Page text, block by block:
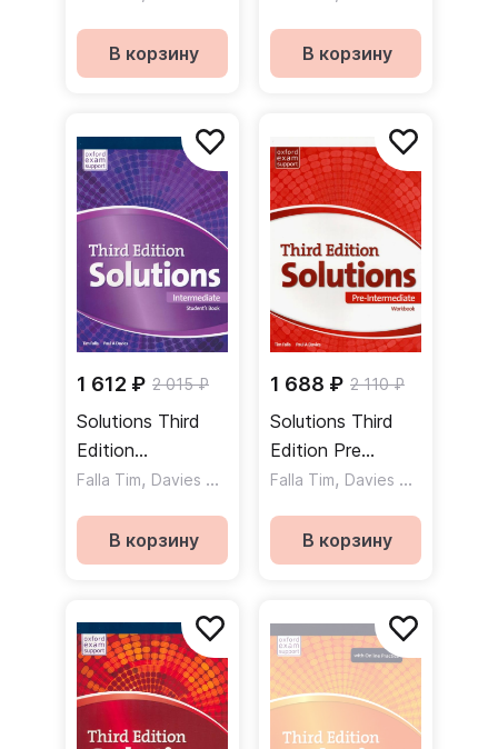
Учебник
В корзину
Рабочая тетрадь
В корзину
1 612 ₽ 2 015 ₽
Solutions Third
Edition
Intermediate
Учебник
Falla Tim, Davies Paul A
В корзину
1 688 ₽ 2 110 ₽
Solutions Third
Edition Pre
Intermediate
Рабочая тетрадь
Falla Tim, Davies Paul A
В корзину